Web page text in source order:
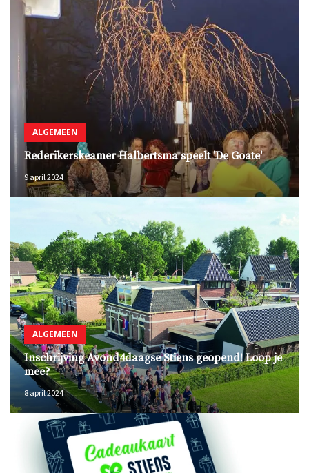
ALGEMEEN
Rederikerskeamer Halbertsma speelt 'De Goate'
9 april 2024
ALGEMEEN
Inschrijving Avond4daagse Stiens geopend! Loop je
mee?
8 april 2024